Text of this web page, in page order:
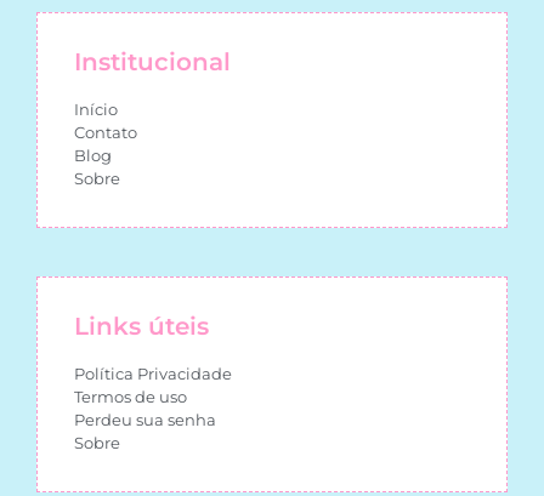
Institucional
Início
Contato
Blog
Sobre
Links úteis
Política Privacidade
Termos de uso
Perdeu sua senha
Sobre